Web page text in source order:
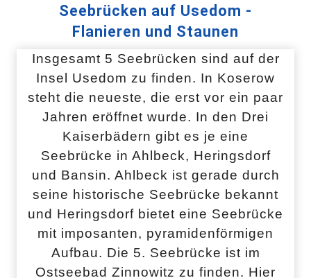
Seebrücken auf Usedom -
Flanieren und Staunen
Insgesamt 5 Seebrücken sind auf der
Insel Usedom zu finden. In Koserow
steht die neueste, die erst vor ein paar
Jahren eröffnet wurde. In den Drei
Kaiserbädern gibt es je eine
Seebrücke in Ahlbeck, Heringsdorf
und Bansin. Ahlbeck ist gerade durch
seine historische Seebrücke bekannt
und Heringsdorf bietet eine Seebrücke
mit imposanten, pyramidenförmigen
Aufbau. Die 5. Seebrücke ist im
Ostseebad Zinnowitz zu finden. Hier